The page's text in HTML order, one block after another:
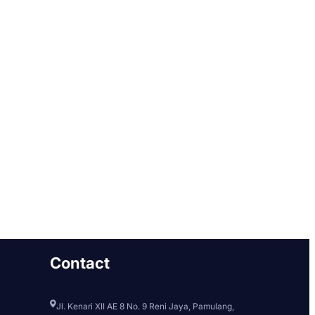
Contact
Jl. Kenari XII AE 8 No. 9 Reni Jaya, Pamulang,